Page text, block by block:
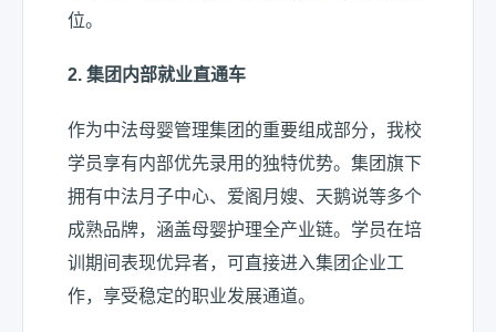
位。
2. 集团内部就业直通车
作为中法母婴管理集团的重要组成部分，我校
学员享有内部优先录用的独特优势。集团旗下
拥有中法月子中心、爱阁月嫂、天鹅说等多个
成熟品牌，涵盖母婴护理全产业链。学员在培
训期间表现优异者，可直接进入集团企业工
作，享受稳定的职业发展通道。